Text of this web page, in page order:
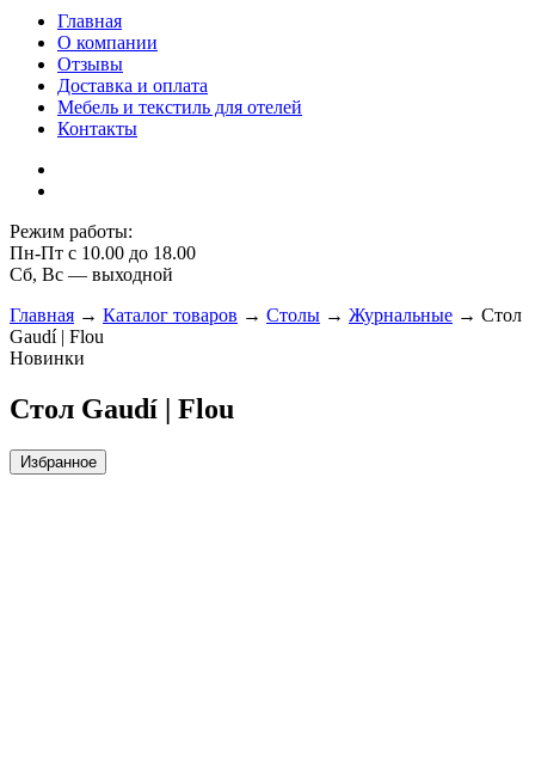
Главная
О компании
Отзывы
Доставка и оплата
Мебель и текстиль для отелей
Контакты
Режим работы:
Пн-Пт с 10.00 до 18.00
Сб, Вс — выходной
Главная → Каталог товаров → Столы → Журнальные → Стол
Gaudí | Flou
Новинки
Стол Gaudí | Flou
Избранное